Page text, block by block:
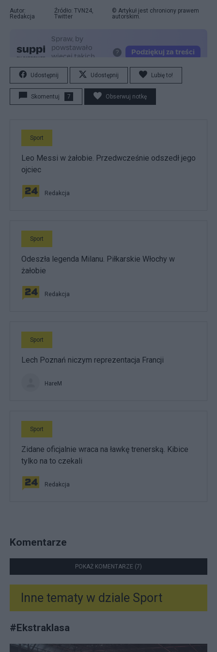
Autor:
Redakcja
Źródło: TVN24,
Twitter
© Artykuł jest chroniony prawem
autorskim.
Udostępnij Udostępnij Lubię to!
Skomentuj 7 Obserwuj notkę
Sport
Leo Messi w żałobie. Przedwcześnie odszedł jego
ojciec
Redakcja
Sport
Odeszła legenda Milanu. Piłkarskie Włochy w
żałobie
Redakcja
Sport
Lech Poznań niczym reprezentacja Francji
HareM
Sport
Zidane oficjalnie wraca na ławkę trenerską. Kibice
tylko na to czekali
Redakcja
Komentarze
POKAŻ KOMENTARZE (7)
Inne tematy w dziale Sport
#Ekstraklasa